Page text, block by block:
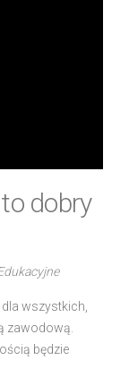
dobry
wszystkich,
zawodową.
będzie